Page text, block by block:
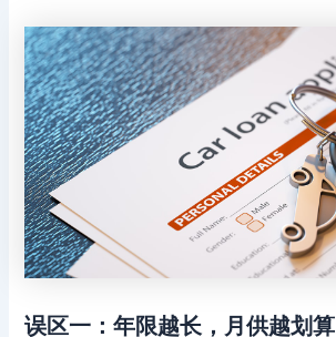
误区一：年限越长，月供越划算